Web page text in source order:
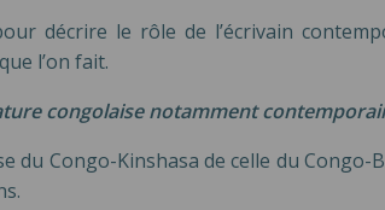
décrire le rôle de l’écrivain
l’on fait.
congolaise notamment
Congo-Kinshasa de celle du Congo-